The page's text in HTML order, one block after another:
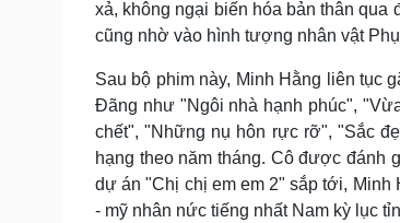
xả, không ngại biến hóa bản thân qua
cũng nhờ vào hình tượng nhân vật
Sau bộ phim này, Minh Hằng liên tục
Đãng như "Ngôi nhà hạnh phúc",
chết", "Những nụ hôn rực rỡ", "Sắc
hạng theo năm tháng. Cô được đánh
dự án "Chị chị em em 2" sắp tới, Minh
- mỹ nhân nức tiếng nhất Nam kỳ lục